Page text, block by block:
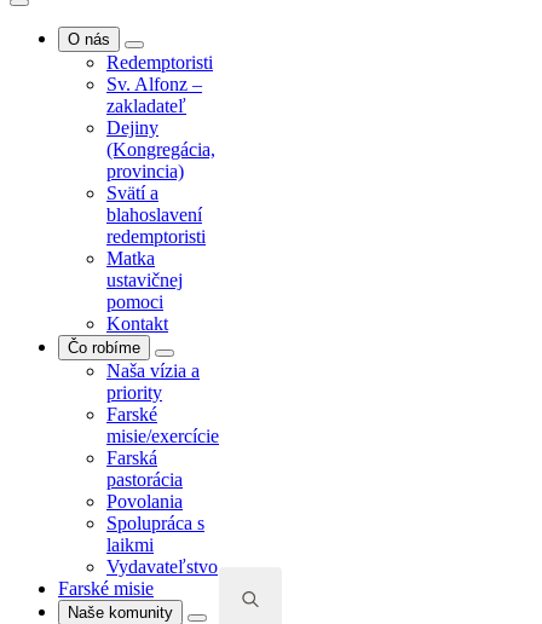
O nás
Redemptoristi
Sv. Alfonz –
zakladateľ
Dejiny
(Kongregácia,
provincia)
Svätí a
blahoslavení
redemptoristi
Matka
ustavičnej
pomoci
Kontakt
Čo robíme
Naša vízia a
priority
Farské
misie/exercície
Farská
pastorácia
Povolania
Spolupráca s
laikmi
Vydavateľstvo
Farské misie
Naše komunity